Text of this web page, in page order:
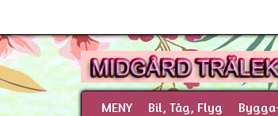
MENY Bil, Tåg, Flyg